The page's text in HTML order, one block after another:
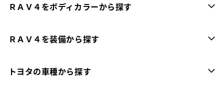
ＲＡＶ４をボディカラーから探す
ＲＡＶ４を装備から探す
トヨタの車種から探す